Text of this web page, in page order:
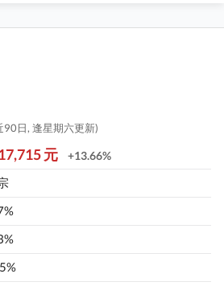
90日, 逢星期六更新)
元 +13.66%